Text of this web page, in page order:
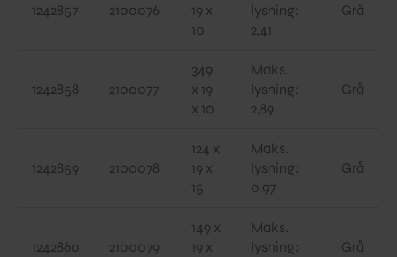
1242857 2100076
19 x
10
lysning:
2,41
Grå
1242858 2100077
349
x 19
x 10
Maks.
lysning:
2,89
Grå
1242859 2100078
124 x
19 x
15
Maks.
lysning:
0,97
Grå
1242860 2100079
149 x
19 x
Maks.
lysning:
Grå